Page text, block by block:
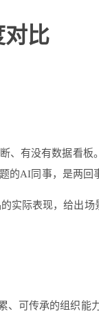
比
有没有数据看板
的AI同事，是两回
实际表现，给出场
可传承的组织